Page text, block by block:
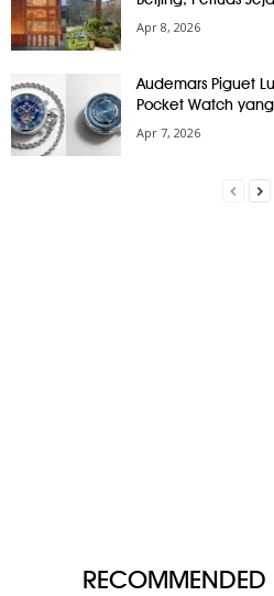
Apr 8, 2026
Audemars Piguet
Pocket Watch
Apr 7, 2026
RECOMMENDED